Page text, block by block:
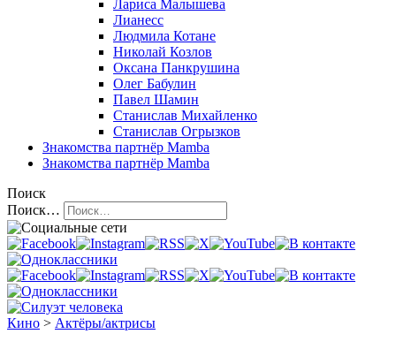
Лариса Малышева
Лианесс
Людмила Котане
Николай Козлов
Оксана Панкрушина
Олег Бабулин
Павел Шамин
Станислав Михайленко
Станислав Огрызков
Знакомства партнёр Mamba
Знакомства партнёр Mamba
Поиск
Поиск…
Кино > Актёры/актрисы